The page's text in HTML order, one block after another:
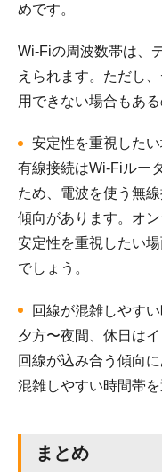
めです。
Wi-Fiの周波数帯は、
えられます。ただし
用できない場合もあ
安定性を重視した
有線接続はWi-Fiルー
ため、電波を使う無
傾向があります。オ
安定性を重視したい
でしょう。
回線が混雑しやす
夕方〜夜間、休日は
回線が込み合う傾向
混雑しやすい時間帯
まとめ